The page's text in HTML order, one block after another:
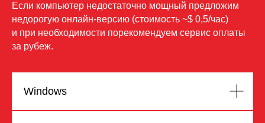
Если компьютер недостаточно мощный предложим
недорогую онлайн-версию (стоимость ~$ 0,5/час)
и при необходимости порекомендуем сервис оплаты
за рубеж.
Windows